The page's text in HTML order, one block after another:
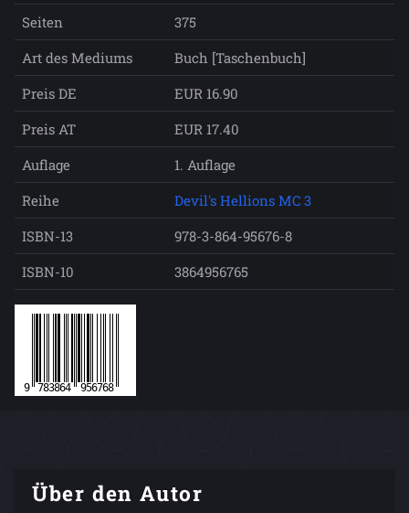
Seiten
375
Art des Mediums
Buch [Taschenbuch]
Preis DE
EUR 16.90
Preis AT
EUR 17.40
Auflage
1. Auflage
Reihe
Devil's Hellions MC 3
ISBN-13
978-3-864-95676-8
ISBN-10
3864956765
Über den Autor